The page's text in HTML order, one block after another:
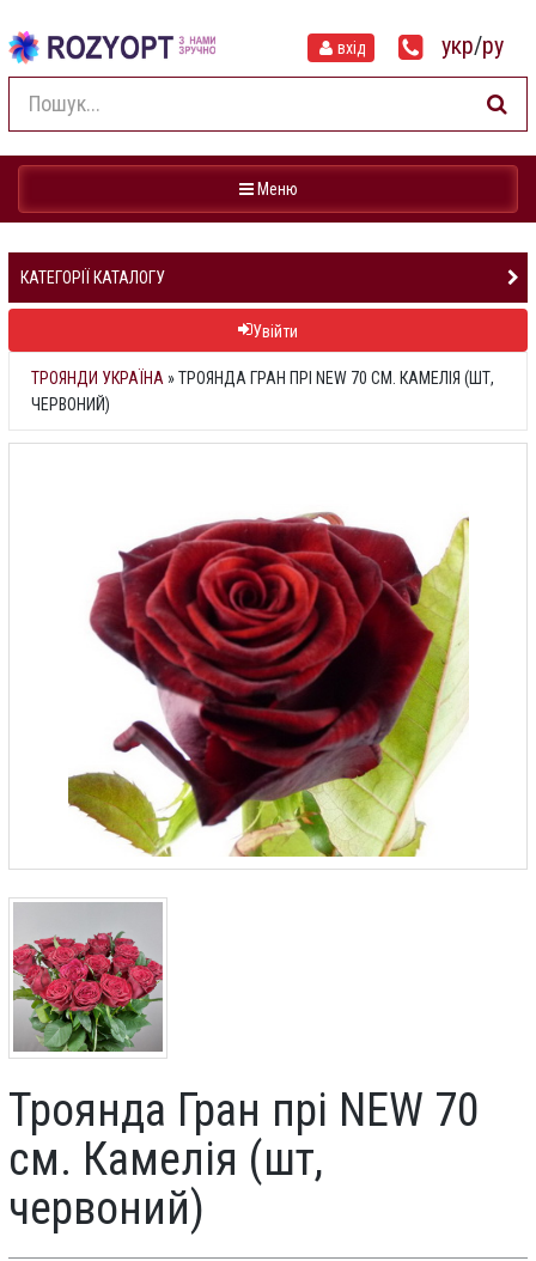
вхід укр/ру
Навігація
Меню
КАТЕГОРІЇ КАТАЛОГУ
Увійти
ТРОЯНДИ УКРАЇНА »ТРОЯНДА ГРАН ПРІ NEW 70 СМ. КАМЕЛІЯ (ШТ,
ЧЕРВОНИЙ)
Троянда Гран прі NEW 70
см. Камелія (шт,
червоний)